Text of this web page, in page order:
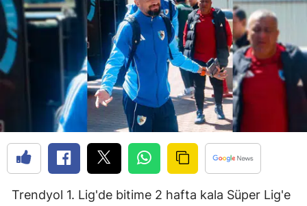
Çanakkale
Çankırı
Çorum
Denizli
Diyarbakır
Trendyol 1. Lig'de bitime 2 hafta kala Süper Lig'e